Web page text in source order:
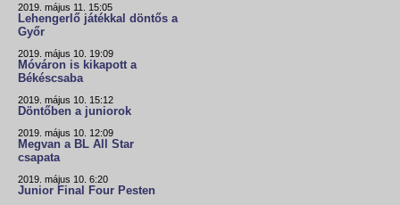
2019. május 11. 15:05
Lehengerlő játékkal döntős a
Győr
2019. május 10. 19:09
Móváron is kikapott a
Békéscsaba
2019. május 10. 15:12
Döntőben a juniorok
2019. május 10. 12:09
Megvan a BL All Star
csapata
2019. május 10. 6:20
Junior Final Four Pesten